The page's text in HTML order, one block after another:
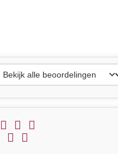
 


